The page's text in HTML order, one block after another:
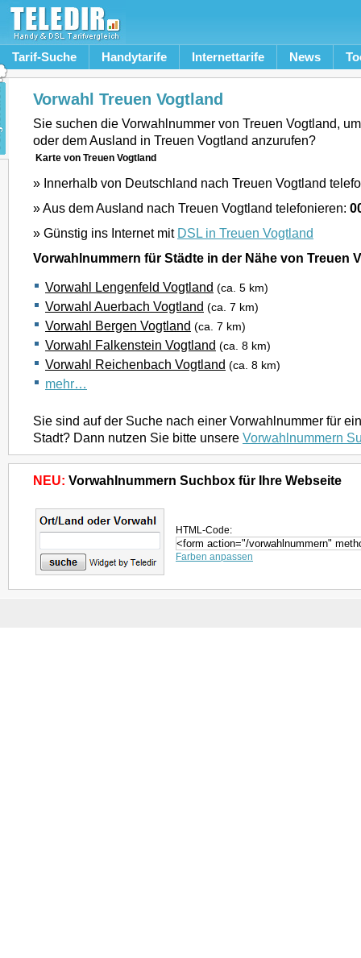
Tarif-Suche Handytarife Internettarife News
Vorwahl Treuen Vogtland
Sie suchen die Vorwahlnummer von Treuen Vogtland,
oder dem Ausland in Treuen Vogtland anzurufen?
Karte von Treuen Vogtland
» Innerhalb von Deutschland nach Treuen Vogtland
» Aus dem Ausland nach Treuen Vogtland telefonieren:
» Günstig ins Internet mit DSL in Treuen Vogtland
Vorwahlnummern für Städte in der Nähe von Treuen
Vorwahl Lengenfeld Vogtland (ca. 5 km)
Vorwahl Auerbach Vogtland (ca. 7 km)
Vorwahl Bergen Vogtland (ca. 7 km)
Vorwahl Falkenstein Vogtland (ca. 8 km)
Vorwahl Reichenbach Vogtland (ca. 8 km)
mehr…
Sie sind auf der Suche nach einer Vorwahlnummer für
Stadt? Dann nutzen Sie bitte unsere Vorwahlnummern
NEU: Vorwahlnummern Suchbox für Ihre Webseite
HTML-Code:
Farben anpassen